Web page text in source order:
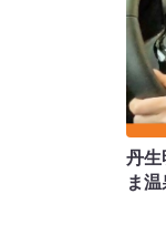
丹生
ま